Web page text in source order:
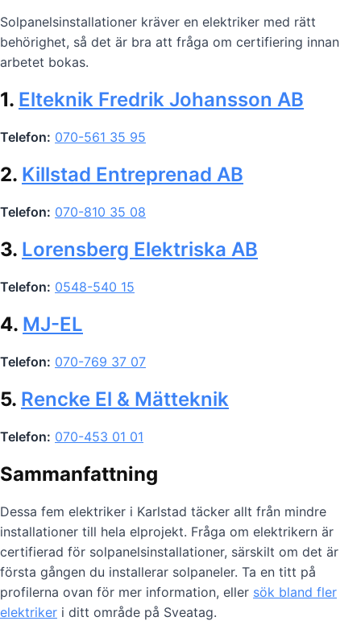
Solpanelsinstallationer kräver en elektriker med rätt
behörighet, så det är bra att fråga om certifiering innan
arbetet bokas.
1. Elteknik Fredrik Johansson AB
Telefon: 070-561 35 95
2. Killstad Entreprenad AB
Telefon: 070-810 35 08
3. Lorensberg Elektriska AB
Telefon: 0548-540 15
4. MJ-EL
Telefon: 070-769 37 07
5. Rencke El & Mätteknik
Telefon: 070-453 01 01
Sammanfattning
Dessa fem elektriker i Karlstad täcker allt från mindre
installationer till hela elprojekt. Fråga om elektrikern är
certifierad för solpanelsinstallationer, särskilt om det är
första gången du installerar solpaneler. Ta en titt på
profilerna ovan för mer information, eller sök bland fler
elektriker i ditt område på Sveatag.